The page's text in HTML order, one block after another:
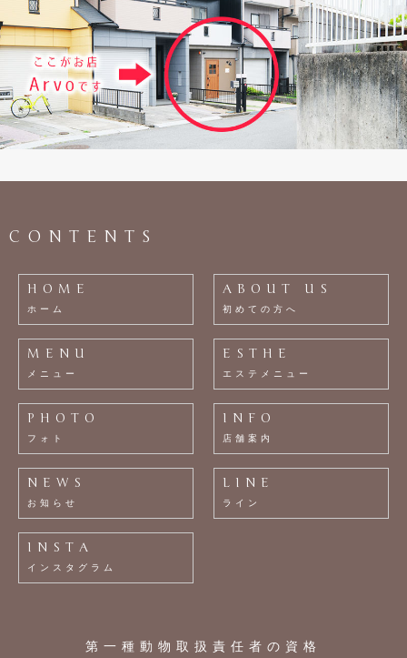
CONTENTS
HOME
ホーム
ABOUT US
初めての方へ
MENU
メニュー
ESTHE
エステメニュー
PHOTO
フォト
INFO
店舗案内
NEWS
お知らせ
LINE
ライン
INSTA
インスタグラム
第一種動物取扱責任者の資格